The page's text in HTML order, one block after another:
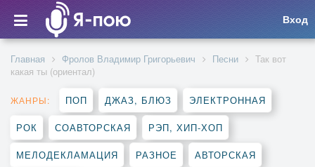
Вход
Главная Фролов Владимир Григорьевич Песни
Так вот
какая ты (ориентал)
ЖАНРЫ: ПОП ДЖАЗ, БЛЮЗ ЭЛЕКТРОННАЯ
РОК СОАВТОРСКАЯ РЭП, ХИП-ХОП
МЕЛОДЕКЛАМАЦИЯ РАЗНОЕ АВТОРСКАЯ